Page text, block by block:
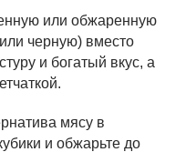
или обжаренную
черную) вместо
и богатый вкус, а
мясу в
и обжарьте до